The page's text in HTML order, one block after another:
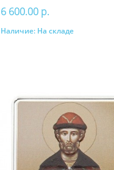
6 600.00 р.
В корзину
Наличие: На складе